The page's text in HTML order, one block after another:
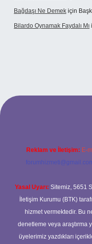
Bağdaşı Ne Demek için
Bilardo Oynamak Faydalı Mı
bahis sitesi
Reklam ve İletişim: E-
Yasal Uyarı: Sitemiz, 5651
İletişim Kurumu (BTK)
hizmet vermektedir. Bu
denetleme veya araştırma
üyelerimiz yazdıkları